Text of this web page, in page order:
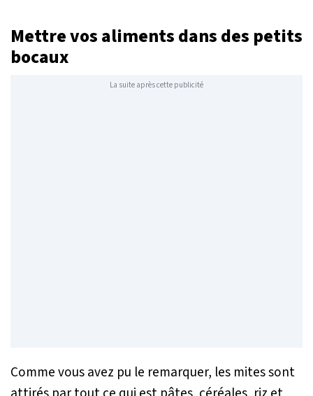
Mettre vos aliments dans des petits
bocaux
La suite après cette publicité
Comme vous avez pu le remarquer, les mites sont